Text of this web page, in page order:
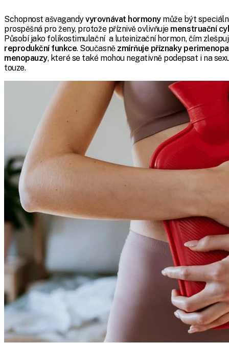
Schopnost ašvagandyvyrovnávat hormony může být
prospěšná pro ženy, protože příznivě ovlivňujemenstruační
Působí jako folikostimulační a luteinizační hormon, čím
reprodukční funkce. Současně zmírňuje příznaky
menopauzy, které se také mohou negativně podepsat i na
touze.